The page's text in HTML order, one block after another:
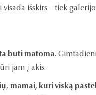
išskirs – tiek
būti matoma.
jam į akis.
, mamai, kuri viską